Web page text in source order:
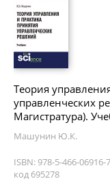
Теория
управленческих
Магистратура).
Машунин Ю.К.
ISBN: 978-5-466-06916-7
код 695278